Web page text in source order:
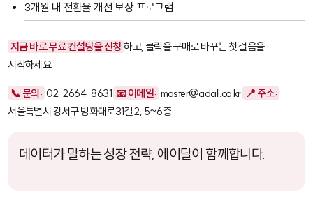
3개월 내 전환율 개선 보장 프로그램
지금 바로 무료 컨설팅을 신청 하고, 클릭을 구매로 바꾸는 첫 걸음을
시작하세요.
📞 문의: 02-2664-8631 📧 이메일: master@adall.co.kr 📍 주소:
서울특별시 강서구 방화대로31길 2, 5~6층
데이터가 말하는 성장 전략, 에이달이 함께합니다.